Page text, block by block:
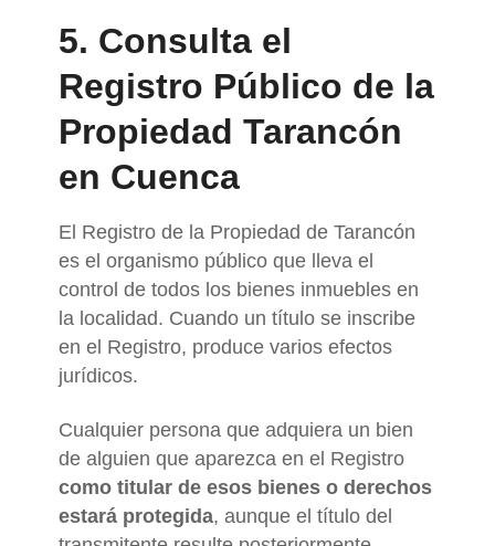
5. Consulta el
Registro Público de la
Propiedad Tarancón
en Cuenca
El Registro de la Propiedad de Tarancón
es el organismo público que lleva el
control de todos los bienes inmuebles en
la localidad. Cuando un título se inscribe
en el Registro, produce varios efectos
jurídicos.
Cualquier persona que adquiera un bien
de alguien que aparezca en el Registro
como titular de esos bienes o derechos
estará protegida, aunque el título del